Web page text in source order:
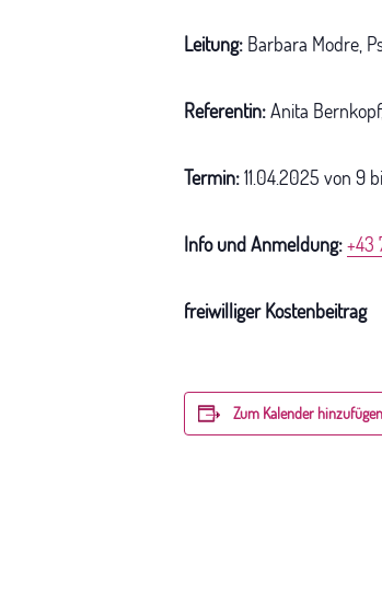
Leitung: Barbara Modre,
Referentin:Anita
Termin:11.04.2025 von 9
Info und Anmeldung:+43
freiwilliger Kostenbeitrag
Zum Kalender hinzufügen